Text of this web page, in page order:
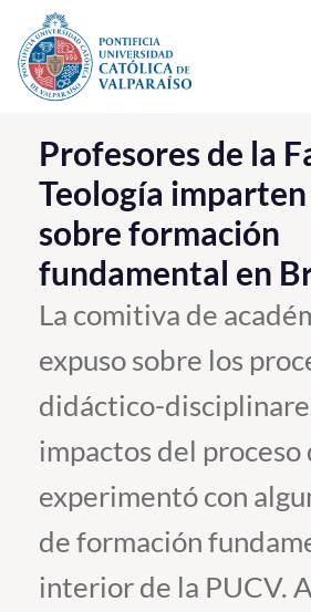
Click acá para ir directamente al contenido
La Universidad
Investigación, Creación e
PUCV Internacional
Vinculación con el Medio
Pregrado
Postgrado
Formación Continua
Estudiantes
Académicos
Profesores de la
Teología
sobre formación
fundamental en
La comitiva de
expuso sobre los
didáctico-
impactos del proceso
experimentó con
de formación
interior de la PUCV.